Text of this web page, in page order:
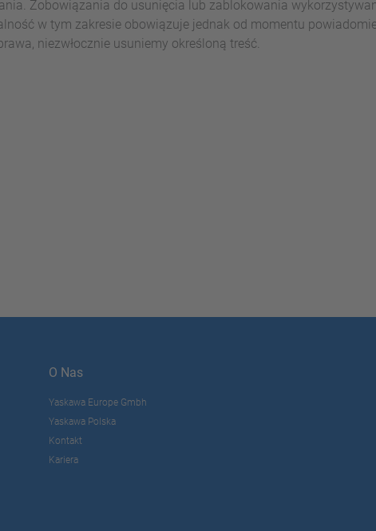
Zobowiązania do usunięcia lub zablokowania
w tym zakresie obowiązuje jednak od momentu
niezwłocznie usuniemy określoną treść.
O Nas
Yaskawa Europe Gmbh
Yaskawa Polska
Kontakt
Kariera